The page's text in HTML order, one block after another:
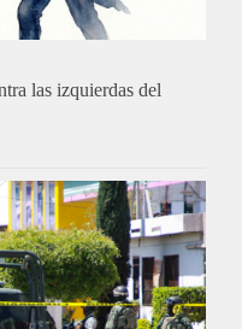
las izquierdas del